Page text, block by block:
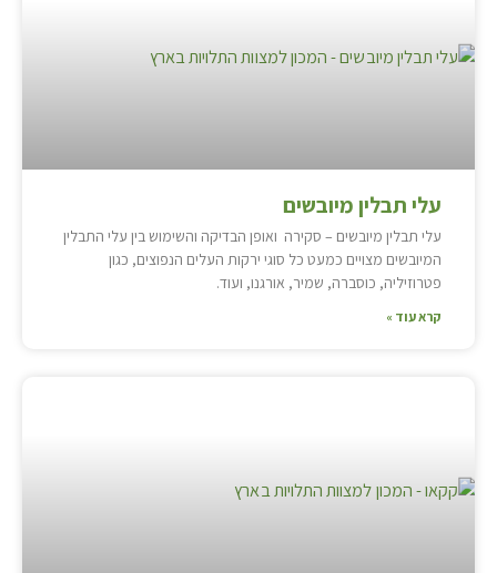
עלי תבלין מיובשים
עלי תבלין מיובשים – סקירה ואופן הבדיקה והשימוש בין עלי התבלין
המיובשים מצויים כמעט כל סוגי ירקות העלים הנפוצים, כגון
פטרוזיליה, כוסברה, שמיר, אורגנו, ועוד.
קרא עוד »